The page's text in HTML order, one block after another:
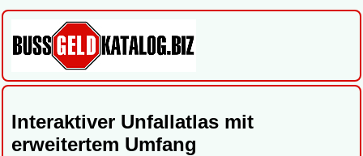
Interaktiver Unfallatlas mit
erweitertem Umfang